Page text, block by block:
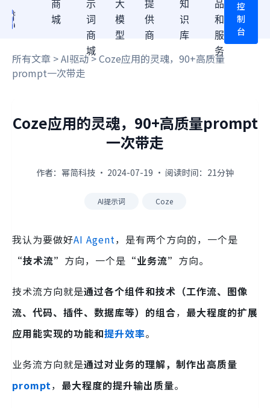
商
城
示
词
商
城
大
模
型
提
供
商
知
识
库
品
和
服
务
控
制
台
所有文章 >AI驱动> Coze应用的灵魂，90+高质量
prompt一次带走
Coze应用的灵魂，90+高质量prompt
一次带走
作者：幂简科技 · 2024-07-19 · 阅读时间：21分钟
AI提示词 Coze
我认为要做好AI Agent，是有两个方向的，一个是
“技术流” 方向，一个是 “业务流” 方向。
技术流方向就是通过各个组件和技术（工作流、图像
流、代码、插件、数据库等）的组合， 最大程度的扩展
应用能实现的功能和提升效率。
业务流方向就是通过对业务的理解，制作出高质量
prompt， 最大程度的提升输出质量。